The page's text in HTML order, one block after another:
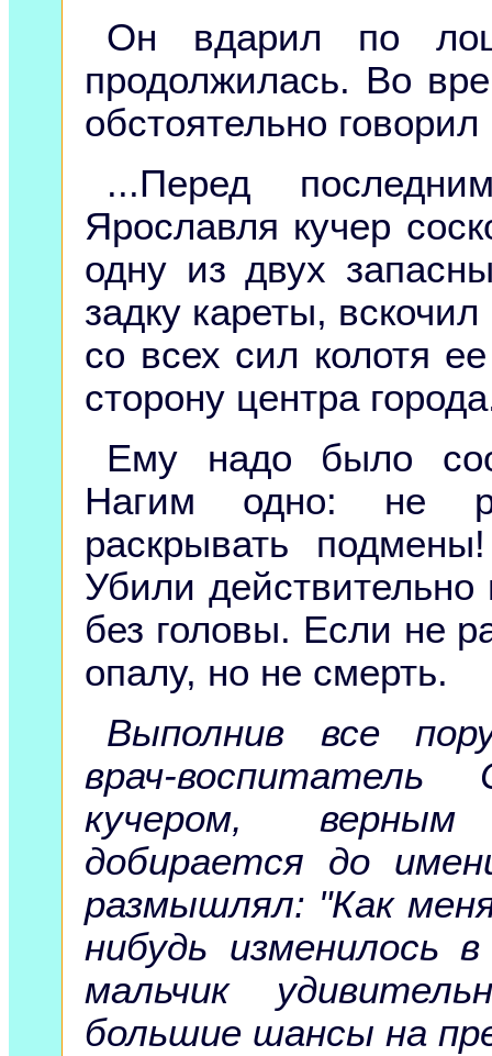
Он вдарил по
продолжилась. Во
обстоятельно говорил
...Перед
Ярославля кучер
одну из двух
задку кареты,
со всех сил колотя
сторону центра
Ему надо было
Нагим одно: не
раскрывать
Убили
без головы. Если не
опалу, но не смерть.
Выполнив все
врач-воспитатель
кучером, верным
добирается до
размышлял: "Как
нибудь изменилось
мальчик
большие шансы на